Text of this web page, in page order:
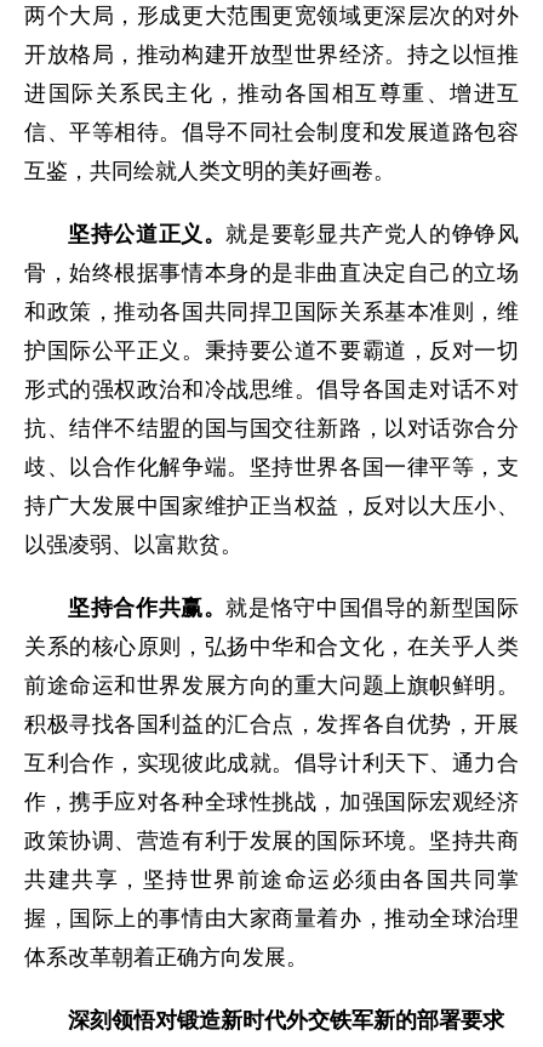
两个大局，形成更大范围更宽领域更深层次的对外
开放格局，推动构建开放型世界经济。持之以恒推
进国际关系民主化，推动各国相互尊重、增进互
信、平等相待。倡导不同社会制度和发展道路包容
互鉴，共同绘就人类文明的美好画卷。
坚持公道正义。就是要彰显共产党人的铮铮风
骨，始终根据事情本身的是非曲直决定自己的立场
和政策，推动各国共同捍卫国际关系基本准则，维
护国际公平正义。秉持要公道不要霸道，反对一切
形式的强权政治和冷战思维。倡导各国走对话不对
抗、结伴不结盟的国与国交往新路，以对话弥合分
歧、以合作化解争端。坚持世界各国一律平等，支
持广大发展中国家维护正当权益，反对以大压小、
以强凌弱、以富欺贫。
坚持合作共赢。就是恪守中国倡导的新型国际
关系的核心原则，弘扬中华和合文化，在关乎人类
前途命运和世界发展方向的重大问题上旗帜鲜明。
积极寻找各国利益的汇合点，发挥各自优势，开展
互利合作，实现彼此成就。倡导计利天下、通力合
作，携手应对各种全球性挑战，加强国际宏观经济
政策协调、营造有利于发展的国际环境。坚持共商
共建共享，坚持世界前途命运必须由各国共同掌
握，国际上的事情由大家商量着办，推动全球治理
体系改革朝着正确方向发展。
深刻领悟对锻造新时代外交铁军新的部署要求